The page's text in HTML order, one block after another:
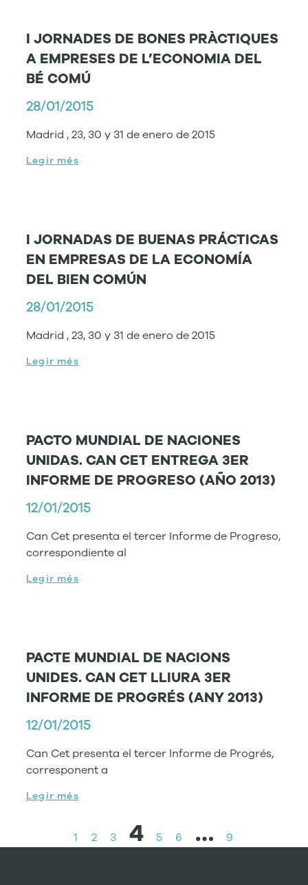
I JORNADES DE BONES PRÀCTIQUES
A EMPRESES DE L’ECONOMIA DEL
BÉ COMÚ
28/01/2015
Madrid , 23, 30 y 31 de enero de 2015
Legir més
I JORNADAS DE BUENAS PRÁCTICAS
EN EMPRESAS DE LA ECONOMÍA
DEL BIEN COMÚN
28/01/2015
Madrid , 23, 30 y 31 de enero de 2015
Legir més
PACTO MUNDIAL DE NACIONES
UNIDAS. CAN CET ENTREGA 3ER
INFORME DE PROGRESO (AÑO 2013)
12/01/2015
Can Cet presenta el tercer Informe de Progreso,
correspondiente al
Legir més
PACTE MUNDIAL DE NACIONS
UNIDES. CAN CET LLIURA 3ER
INFORME DE PROGRÉS (ANY 2013)
12/01/2015
Can Cet presenta el tercer Informe de Progrés,
corresponent a
Legir més
1 2 3 4 5 6 … 9